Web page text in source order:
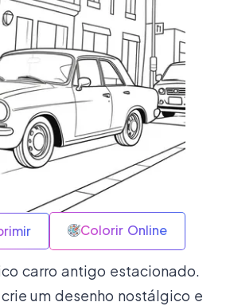
Colorir Online
carro antigo estacionado.
um desenho nostálgico e